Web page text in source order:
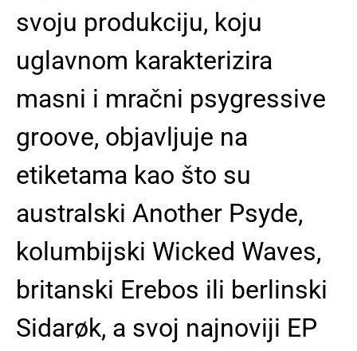
svoju produkciju, koju
uglavnom karakterizira
masni i mračni psygressive
groove, objavljuje na
etiketama kao što su
australski Another Psyde,
kolumbijski Wicked Waves,
britanski Erebos ili berlinski
Sidarøk, a svoj najnoviji EP